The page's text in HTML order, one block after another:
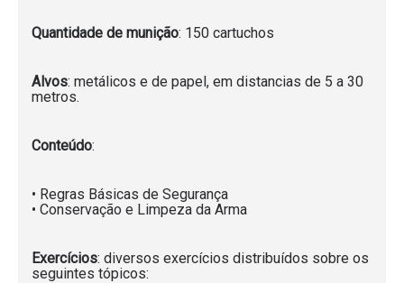
Quantidade de munição: 150 cartuchos
Alvos: metálicos e de papel, em distancias de 5 a 30
metros.
Conteúdo:
• Regras Básicas de Segurança
• Conservação e Limpeza da Arma
Exercícios: diversos exercícios distribuídos sobre os
seguintes tópicos: